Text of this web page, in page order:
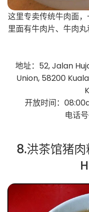
这里专卖传统牛肉面，
里面有牛肉片、牛肉
地址：52, Jalan
Union, 58200
开放时间：
电话
8.洪茶馆猪